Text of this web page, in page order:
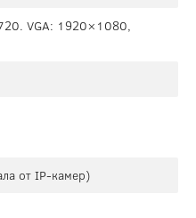
VGA: 1920×1080,
от IP-камер)